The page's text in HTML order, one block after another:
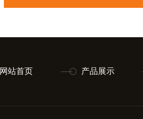
网站首页 产品展示